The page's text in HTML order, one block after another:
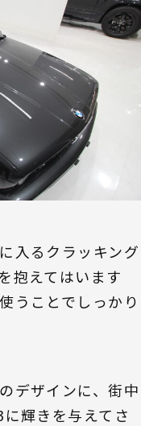
入るクラッキング
抱えてはいます
うことでしっかり
デザインに、街中
輝きを与えてさ